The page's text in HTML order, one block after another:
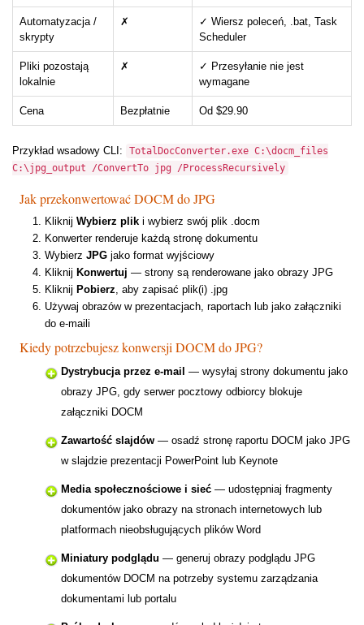
Automatyzacja /
skrypty
✗
✓ Wiersz poleceń, .bat, Task
Scheduler
Pliki pozostają
lokalnie
✗
✓ Przesyłanie nie jest
wymagane
Cena Bezpłatnie Od $29.90
Przykład wsadowy CLI:
TotalDocConverter.exe C:\docm_files
C:\jpg_output /ConvertTo jpg /ProcessRecursively
Jak przekonwertować DOCM do JPG
Kliknij Wybierz plik i wybierz swój plik .docm
Konwerter renderuje każdą stronę dokumentu
Wybierz JPG jako format wyjściowy
Kliknij Konwertuj — strony są renderowane jako obrazy JPG
Kliknij Pobierz, aby zapisać plik(i) .jpg
Używaj obrazów w prezentacjach, raportach lub jako załączniki
do e-maili
Kiedy potrzebujesz konwersji DOCM do JPG?
Dystrybucja przez e-mail — wysyłaj strony dokumentu jako
obrazy JPG, gdy serwer pocztowy odbiorcy blokuje
załączniki DOCM
Zawartość slajdów — osadź stronę raportu DOCM jako JPG
w slajdzie prezentacji PowerPoint lub Keynote
Media społecznościowe i sieć — udostępniaj fragmenty
dokumentów jako obrazy na stronach internetowych lub
platformach nieobsługujących plików Word
Miniatury podglądu — generuj obrazy podglądu JPG
dokumentów DOCM na potrzeby systemu zarządzania
dokumentami lub portalu